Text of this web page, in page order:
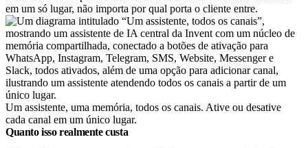
em um só lugar, não importa por qual porta o cliente entre.
Um assistente, uma memória, todos os canais. Ative ou desative
cada canal em um único lugar.
Quanto isso realmente custa